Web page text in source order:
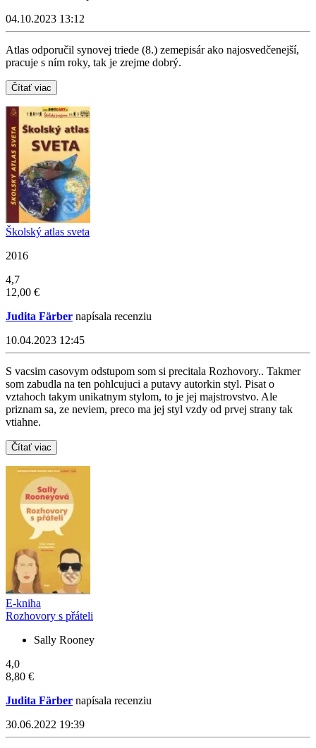
04.10.2023 13:12
Atlas odporučil synovej triede (8.) zemepisár ako najosvedčenejší,
pracuje s ním roky, tak je zrejme dobrý.
Čítať viac
Školský atlas sveta
2016
4,7
12,00 €
Judita Färber napísala recenziu
10.04.2023 12:45
S vacsim casovym odstupom som si precitala Rozhovory.. Takmer
som zabudla na ten pohlcujuci a putavy autorkin styl. Pisat o
vztahoch takym unikatnym stylom, to je jej majstrovstvo. Ale
priznam sa, ze neviem, preco ma jej styl vzdy od prvej strany tak
vtiahne.
Čítať viac
E-kniha
Rozhovory s přáteli
Sally Rooney
4,0
8,80 €
Judita Färber napísala recenziu
30.06.2022 19:39